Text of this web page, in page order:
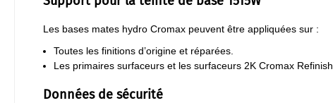
Les bases mates hydro Cromax peuvent être appliquées sur :
Toutes les finitions d’origine et réparées.
Les primaires surfaceurs et les surfaceurs 2K Cromax Refinish.
Données de sécurité